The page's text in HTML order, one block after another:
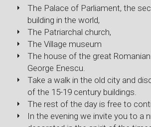
The Palace of Parliament, the
building in the world,
The Patriarchal church,
The Village museum
The house of the great
George Enescu.
Take a walk in the old city and
of the 15-19 century buildings.
The rest of the day is free to
In the evening we invite you to a